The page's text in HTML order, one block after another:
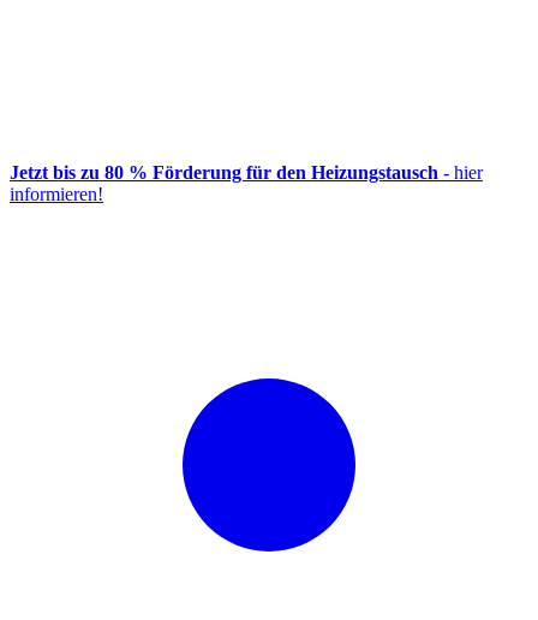
Jetzt bis zu 80 % Förderung für den Heizungstausch - hier
informieren!